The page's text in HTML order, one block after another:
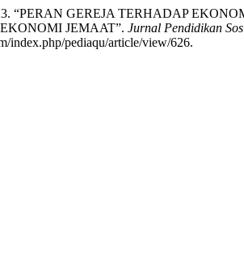
“PERAN GEREJA TERHADAP
JEMAAT”. Jurnal Pendidikan
index.php/pediaqu/article/view/626.